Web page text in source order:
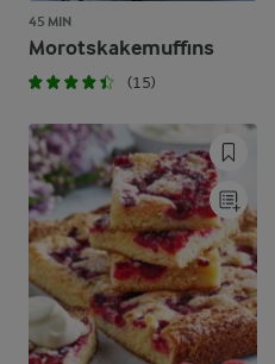
45 MIN
Morotskakemuffins
(15)